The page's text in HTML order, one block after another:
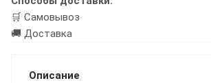
🛒 Самовывоз
🚚 Доставка
Описание